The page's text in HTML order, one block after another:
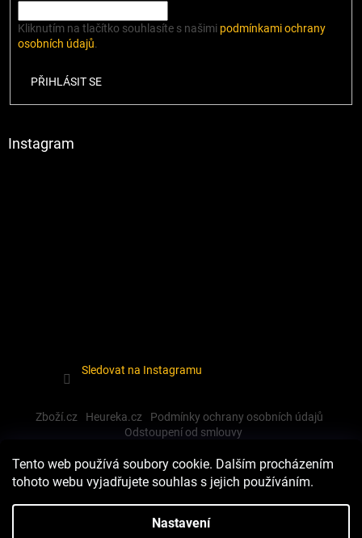
Tento web používá soubory cookie. Dalším procházením
tohoto webu vyjadřujete souhlas s jejich používáním.
Nastavení
Kliknutím na tlačítko souhlasíte s našimi podmínkami ochrany
osobních údajů.
PŘIHLÁSIT SE
Instagram
Sledovat na Instagramu
Zboží.cz Heureka.cz
Podmínky ochrany osobních údajů
Odstoupení od smlouvy